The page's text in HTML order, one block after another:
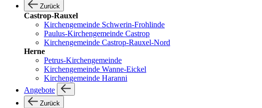
Zurück
Castrop-Rauxel
Kirchengemeinde Schwerin-Frohlinde
Paulus-Kirchengemeinde Castrop
Kirchengemeinde Castrop-Rauxel-Nord
Herne
Petrus-Kirchengemeinde
Kirchengemeinde Wanne-Eickel
Kirchengemeinde Haranni
Angebote
Zurück